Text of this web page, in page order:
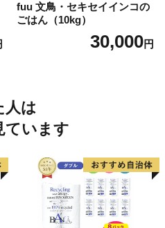
fuu 文鳥・セキセイインコの
ごはん（10kg）
30,000円
人は
ています